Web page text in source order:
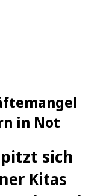
in Not
sich
Kitas